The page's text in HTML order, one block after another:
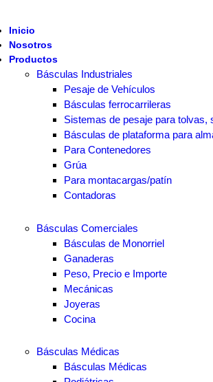
Inicio
Nosotros
Productos
Básculas Industriales
Pesaje de Vehículos
Básculas ferrocarrileras
Sistemas de pesaje para
Básculas de plataforma para
Para Contenedores
Grúa
Para montacargas/patín
Contadoras
Básculas Comerciales
Básculas de Monorriel
Ganaderas
Peso, Precio e Importe
Mecánicas
Joyeras
Cocina
Básculas Médicas
Básculas Médicas